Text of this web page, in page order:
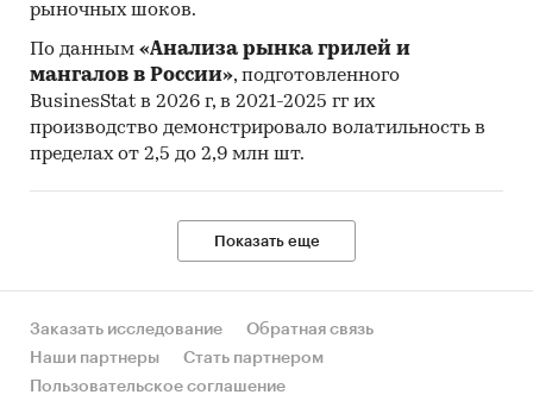
рыночных шоков.
По данным «Анализа рынка грилей и
мангалов в России», подготовленного
BusinesStat в 2026 г, в 2021-2025 гг их
производство демонстрировало волатильность в
пределах от 2,5 до 2,9 млн шт.
Показать еще
Заказать исследование
Обратная связь
Наши партнеры
Стать партнером
Пользовательское соглашение